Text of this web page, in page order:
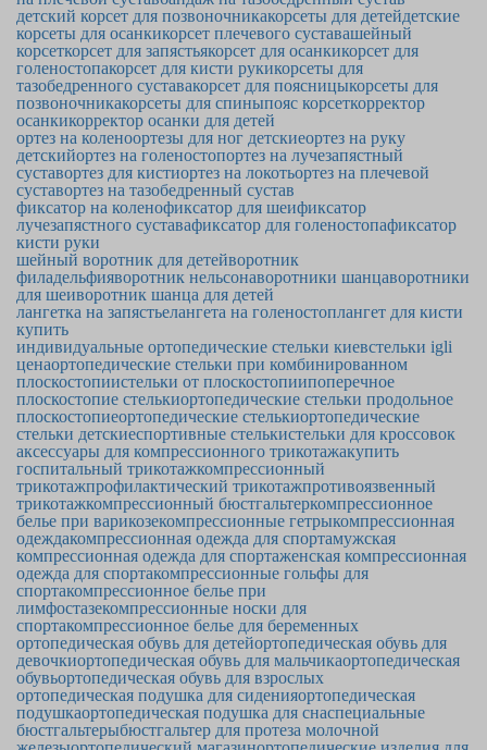
детский корсет для позвоночникакорсеты для детейдетские
корсеты для осанкикорсет плечевого суставашейный
корсеткорсет для запястьякорсет для осанкикорсет для
голеностопакорсет для кисти рукикорсеты для
тазобедренного суставакорсет для поясницыкорсеты для
позвоночникакорсеты для спиныпояс корсеткорректор
осанкикорректор осанки для детей
ортез на коленоортезы для ног детскиеортез на руку
детскийортез на голеностопортез на лучезапястный
суставортез для кистиортез на локотьортез на плечевой
суставортез на тазобедренный сустав
фиксатор на коленофиксатор для шеификсатор
лучезапястного суставафиксатор для голеностопафиксатор
кисти руки
шейный воротник для детейворотник
филадельфияворотник нельсонаворотники шанцаворотники
для шеиворотник шанца для детей
лангетка на запястьелангета на голеностоплангет для кисти
купить
индивидуальные ортопедические стельки киевстельки igli
ценаортопедические стельки при комбинированном
плоскостопиистельки от плоскостопиипоперечное
плоскостопие стелькиортопедические стельки продольное
плоскостопиеортопедические стелькиортопедические
стельки детскиеспортивные стелькистельки для кроссовок
аксессуары для компрессионного трикотажакупить
госпитальный трикотажкомпрессионный
трикотажпрофилактический трикотажпротивоязвенный
трикотажкомпрессионный бюстгальтеркомпрессионное
белье при варикозекомпрессионные гетрыкомпрессионная
одеждакомпрессионная одежда для спортамужская
компрессионная одежда для спортаженская компрессионная
одежда для спортакомпрессионные гольфы для
спортакомпрессионное белье при
лимфостазекомпрессионные носки для
спортакомпрессионное белье для беременных
ортопедическая обувь для детейортопедическая обувь для
девочкиортопедическая обувь для мальчикаортопедическая
обувьортопедическая обувь для взрослых
ортопедическая подушка для сиденияортопедическая
подушкаортопедическая подушка для снаспециальные
бюстгальтерыбюстгальтер для протеза молочной